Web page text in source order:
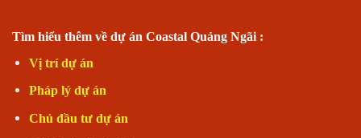
Tìm hiểu thêm về dự án Coastal Quảng Ngãi :
Vị trí dự án
Pháp lý dự án
Chủ đầu tư dự án